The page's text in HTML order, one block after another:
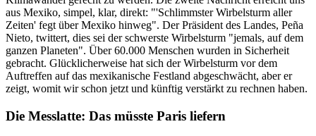
aus Mexiko, simpel, klar, direkt: "'Schlimmster Wirbelsturm aller
Zeiten' fegt über Mexiko hinweg". Der Präsident des Landes, Peña
Nieto, twittert, dies sei der schwerste Wirbelsturm "jemals, auf dem
ganzen Planeten". Über 60.000 Menschen wurden in Sicherheit
gebracht. Glücklicherweise hat sich der Wirbelsturm vor dem
Auftreffen auf das mexikanische Festland abgeschwächt, aber er
zeigt, womit wir schon jetzt und künftig verstärkt zu rechnen haben.
Die Messlatte: Das müsste Paris liefern